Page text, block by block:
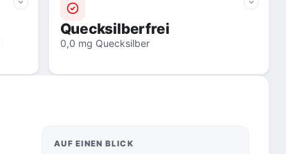
Quecksilberfrei
0,0 mg Quecksilber
AUF EINEN BLICK